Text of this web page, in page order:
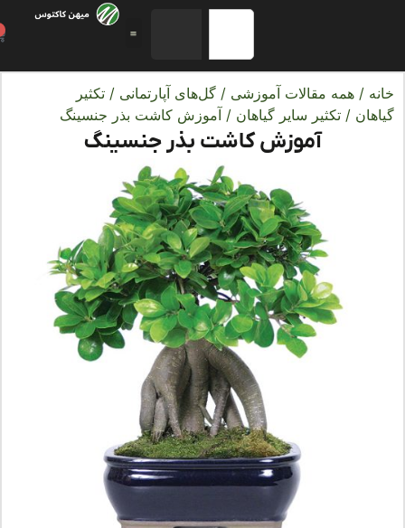
/همه مقالات آموزشی/گل‌های آپارتمانی/تکثیر
/تکثیر سایر گیاهان/ آموزش کاشت بذر جنسینگ
آموزش کاشت بذر جنسینگ